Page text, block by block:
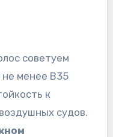
менее B35
к
судов.